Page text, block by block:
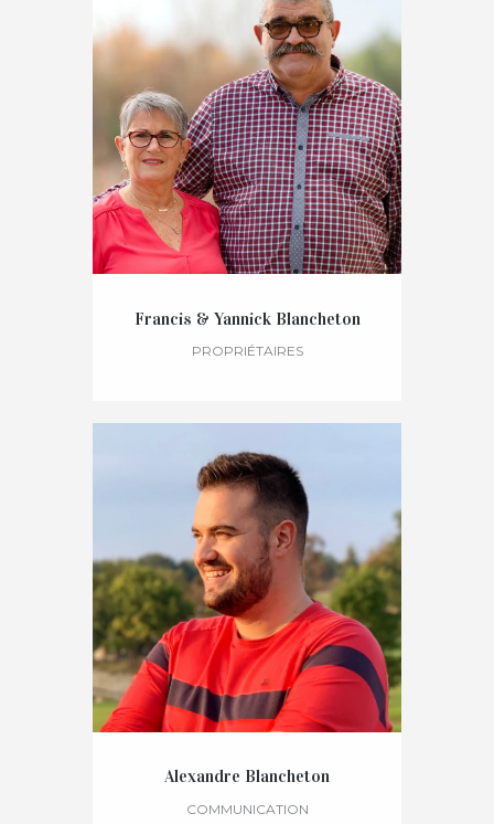
Francis & Yannick Blancheton
PROPRIÉTAIRES
Alexandre Blancheton
COMMUNICATION